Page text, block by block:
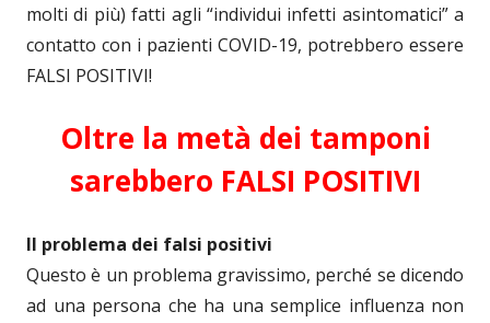
molti di più) fatti agli “individui infetti asintomatici” a
contatto con i pazienti COVID-19, potrebbero essere
FALSI POSITIVI!
Oltre la metà dei tamponi
sarebbero FALSI POSITIVI
Il problema dei falsi positivi
Questo è un problema gravissimo, perché se dicendo
ad una persona che ha una semplice influenza non